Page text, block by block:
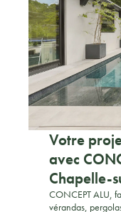
Votre
avec
Chapelle-
CONCEPT ALU,
vérandas,